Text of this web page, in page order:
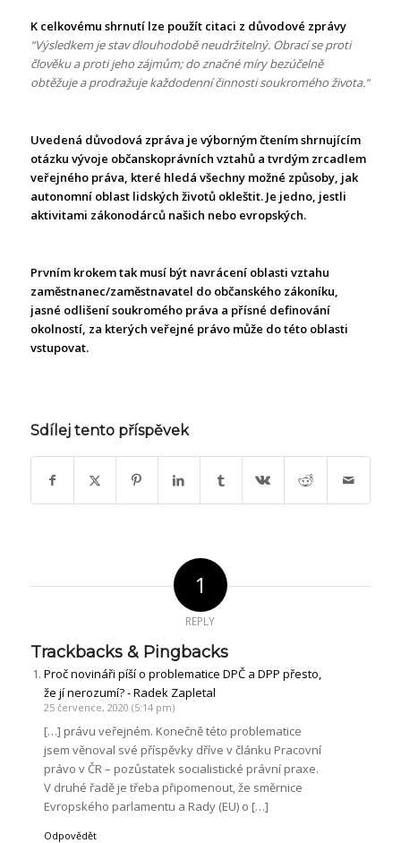
K celkovému shrnutí lze použít citaci z důvodové zprávy
“Výsledkem je stav dlouhodobě neudržitelný. Obrací se proti
člověku a proti jeho zájmům; do značné míry bezúčelně
obtěžuje a prodražuje každodenní činnosti soukromého života.“
Uvedená důvodová zpráva je výborným čtením shrnujícím
otázku vývoje občanskoprávních vztahů a tvrdým zrcadlem
veřejného práva, které hledá všechny možné způsoby, jak
autonomní oblast lidských životů okleštit. Je jedno, jestli
aktivitami zákonodárců našich nebo evropských.
Prvním krokem tak musí být navrácení oblasti vztahu
zaměstnanec/zaměstnavatel do občanského zákoníku,
jasné odlišení soukromého práva a přísné definování
okolností, za kterých veřejné právo může do této oblasti
vstupovat.
Sdílej tento příspěvek
1
REPLY
Trackbacks & Pingbacks
Proč novináři píší o problematice DPČ a DPP přesto,
že jí nerozumí? - Radek Zapletal
25 července, 2020 (5:14 pm)
[…] právu veřejném. Konečně této problematice
jsem věnoval své příspěvky dříve v článku Pracovní
právo v ČR – pozůstatek socialistické právní praxe.
V druhé řadě je třeba připomenout, že směrnice
Evropského parlamentu a Rady (EU) o […]
Odpovědět